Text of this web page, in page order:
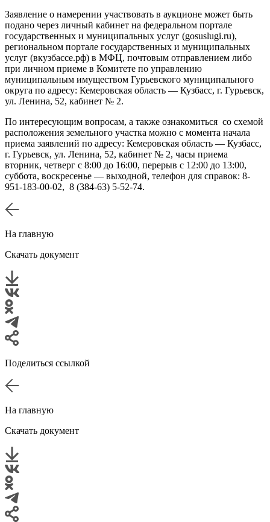
Заявление о намерении участвовать в аукционе может быть
подано через личный кабинет на федеральном портале
государственных и муниципальных услуг (gosuslugi.ru),
региональном портале государственных и муниципальных
услуг (вкузбассе.рф) в МФЦ, почтовым отправлением либо
при личном приеме в Комитете по управлению
муниципальным имуществом Гурьевского муниципального
округа по адресу: Кемеровская область — Кузбасс, г. Гурьевск,
ул. Ленина, 52, кабинет № 2.
По интересующим вопросам, а также ознакомиться со схемой
расположения земельного участка можно с момента начала
приема заявлений по адресу: Кемеровская область — Кузбасс,
г. Гурьевск, ул. Ленина, 52, кабинет № 2, часы приема
вторник, четверг с 8:00 до 16:00, перерыв с 12:00 до 13:00,
суббота, воскресенье — выходной, телефон для справок: 8-
951-183-00-02, 8 (384-63) 5-52-74.
На главную
Скачать документ
Поделиться ссылкой
На главную
Скачать документ